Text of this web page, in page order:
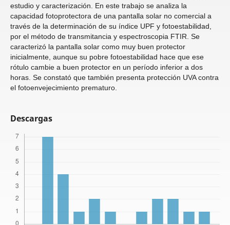
estudio y caracterización. En este trabajo se analiza la
capacidad fotoprotectora de una pantalla solar no comercial a
través de la determinación de su índice UPF y fotoestabilidad,
por el método de transmitancia y espectroscopia FTIR. Se
caracterizó la pantalla solar como muy buen protector
inicialmente, aunque su pobre fotoestabilidad hace que ese
rótulo cambie a buen protector en un período inferior a dos
horas. Se constató que también presenta protección UVA contra
el fotoenvejecimiento prematuro.
Descargas